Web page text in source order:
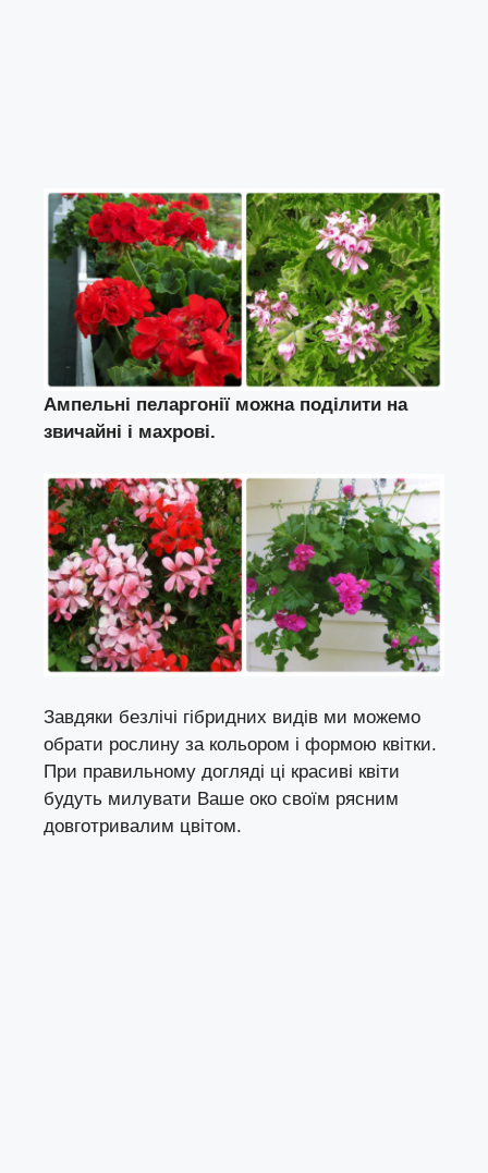
Ампельні пеларгонії можна поділити на
звичайні і махрові.
Завдяки безлічі гібридних видів ми можемо
обрати рослину за кольором і формою квітки.
При правильному догляді ці красиві квіти
будуть милувати Ваше око своїм рясним
довготривалим цвітом.